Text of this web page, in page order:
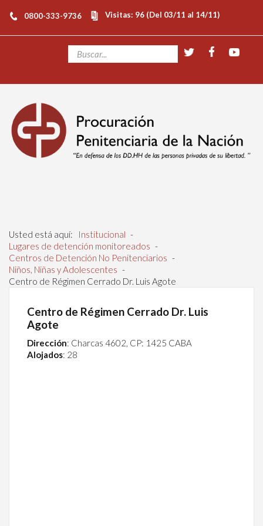
0800-333-9736 Visitas: 96 (Del 03/11 al 14/11)
Usted está aquí: Institucional -
Lugares de detención monitoreados -
Centros de Detención No Penitenciarios -
Niños, Niñas y Adolescentes -
Centro de Régimen Cerrado Dr. Luis Agote
Centro de Régimen Cerrado Dr. Luis
Agote
Dirección: Charcas 4602, CP: 1425 CABA
Alojados: 28